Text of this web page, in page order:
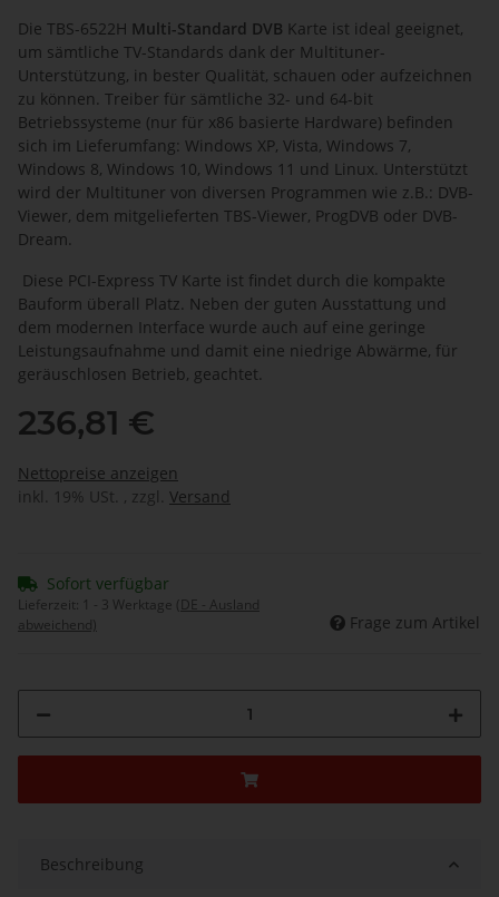
Die TBS-6522H Multi-Standard DVB Karte ist ideal geeignet,
um sämtliche TV-Standards dank der Multituner-
Unterstützung, in bester Qualität, schauen oder aufzeichnen
zu können. Treiber für sämtliche 32- und 64-bit
Betriebssysteme (nur für x86 basierte Hardware) befinden
sich im Lieferumfang: Windows XP, Vista, Windows 7,
Windows 8, Windows 10, Windows 11 und Linux. Unterstützt
wird der Multituner von diversen Programmen wie z.B.: DVB-
Viewer, dem mitgelieferten TBS-Viewer, ProgDVB oder DVB-
Dream.
Diese PCI-Express TV Karte ist findet durch die kompakte
Bauform überall Platz. Neben der guten Ausstattung und
dem modernen Interface wurde auch auf eine geringe
Leistungsaufnahme und damit eine niedrige Abwärme, für
geräuschlosen Betrieb, geachtet.
236,81 €
Nettopreise anzeigen
inkl. 19% USt. , zzgl. Versand
Sofort verfügbar
Lieferzeit: 1 - 3 Werktage (DE - Ausland
abweichend)
Frage zum Artikel
Beschreibung